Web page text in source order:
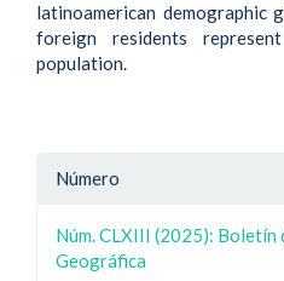
latinoamerican demographic
foreign residents
population.
Detalle
artículo
Número
Núm. CLXIII (2025): Boletín
Geográfica